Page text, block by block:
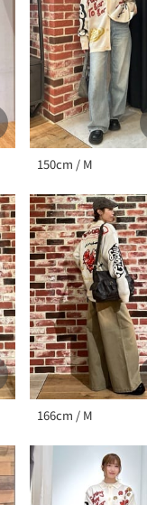
150cm / M
166cm / M